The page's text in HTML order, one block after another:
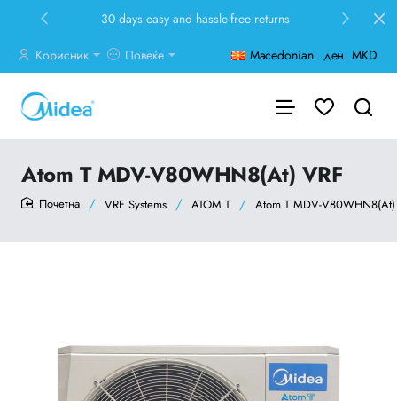
30 days easy and hassle-free returns
Корисник Повеќе Macedonian ден. MKD
Atom T MDV-V80WHN8(At) VRF
VRF Systems ATOM T Atom T MDV-V80WHN8(At)